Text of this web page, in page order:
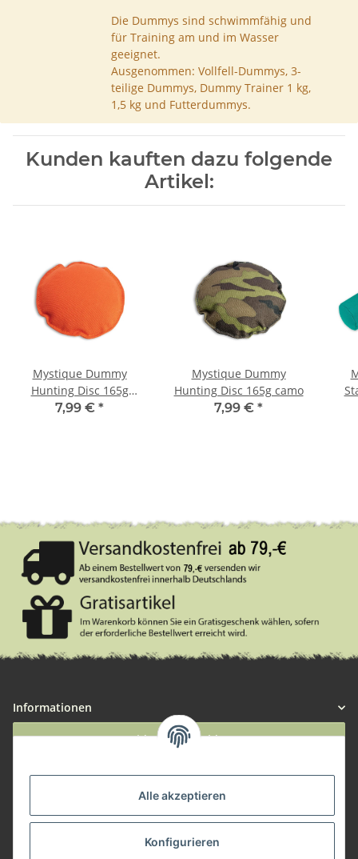
Alle akzeptieren
Konfigurieren
Die Dummys sind schwimmfähig und
für Training am und im Wasser
geeignet.
Ausgenommen: Vollfell-Dummys, 3-
teilige Dummys, Dummy Trainer 1 kg,
1,5 kg und Futterdummys.
Kunden kauften dazu folgende
Artikel:
Mystique Dummy
Hunting Disc 165g
orange
7,99 € *
Mystique Dummy
Hunting Disc 165g camo
7,99 € *
Informationen
Widerruf anmelden
Herstellerinformationen